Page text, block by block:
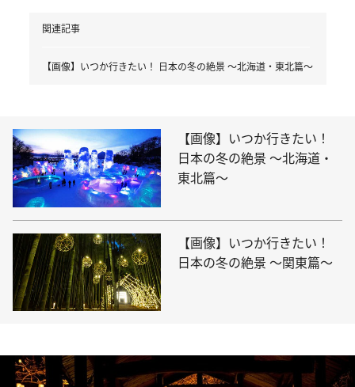
関連記事
【画像】いつか行きたい！ 日本の冬の絶景 ～北海道・東北篇～
【画像】いつか行きたい！
日本の冬の絶景 ～北海道・
東北篇～
【画像】いつか行きたい！
日本の冬の絶景 ～関東篇～